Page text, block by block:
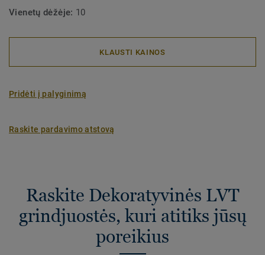
Vienetų dėžėje: 10
KLAUSTI KAINOS
Pridėti į palyginimą
Raskite pardavimo atstovą
Raskite Dekoratyvinės LVT
grindjuostės, kuri atitiks jūsų
poreikius